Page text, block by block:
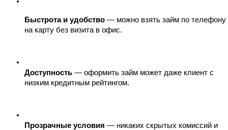
Быстрота и удобство — можно взять займ по телефону
на карту без визита в офис.
Доступность — оформить займ может даже клиент с
низким кредитным рейтингом.
Прозрачные условия — никаких скрытых комиссий и